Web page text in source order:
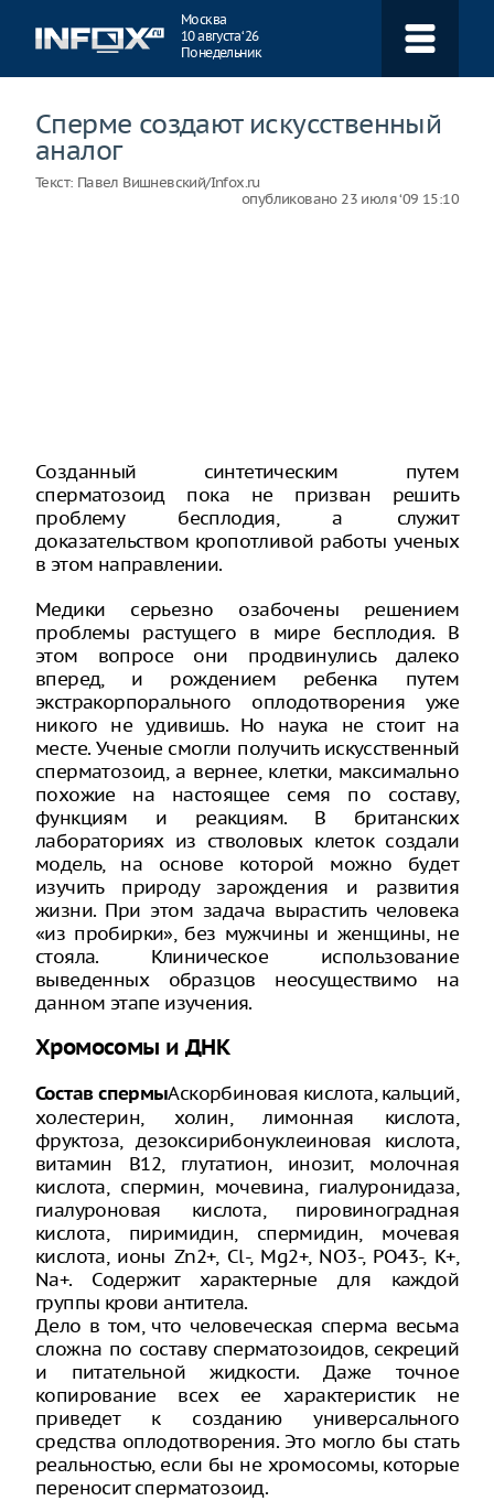
Москва
10 августа ‘26
Понедельник
Сперме создают искусственный
аналог
Текст: Павел Вишневский/Infox.ru
опубликовано 23 июля ‘09 15:10
Созданный синтетическим путем
сперматозоид пока не призван решить
проблему бесплодия, а служит
доказательством кропотливой работы ученых
в этом направлении.
Медики серьезно озабочены решением
проблемы растущего в мире бесплодия. В
этом вопросе они продвинулись далеко
вперед, и рождением ребенка путем
экстракорпорального оплодотворения уже
никого не удивишь. Но наука не стоит на
месте. Ученые смогли получить искусственный
сперматозоид, а вернее, клетки, максимально
похожие на настоящее семя по составу,
функциям и реакциям. В британских
лабораториях из стволовых клеток создали
модель, на основе которой можно будет
изучить природу зарождения и развития
жизни. При этом задача вырастить человека
«из пробирки», без мужчины и женщины, не
стояла. Клиническое использование
выведенных образцов неосуществимо на
данном этапе изучения.
Хромосомы и ДНК
Состав спермыАскорбиновая кислота, кальций,
холестерин, холин, лимонная кислота,
фруктоза, дезоксирибонуклеиновая кислота,
витамин В12, глутатион, инозит, молочная
кислота, спермин, мочевина, гиалуронидаза,
гиалуроновая кислота, пировиноградная
кислота, пиримидин, спермидин, мочевая
кислота, ионы Zn2+, Cl-, Mg2+, NO3-, PO43-, K+,
Na+. Содержит характерные для каждой
группы крови антитела.
Дело в том, что человеческая сперма весьма
сложна по составу сперматозоидов, секреций
и питательной жидкости. Даже точное
копирование всех ее характеристик не
приведет к созданию универсального
средства оплодотворения. Это могло бы стать
реальностью, если бы не хромосомы, которые
переносит сперматозоид.